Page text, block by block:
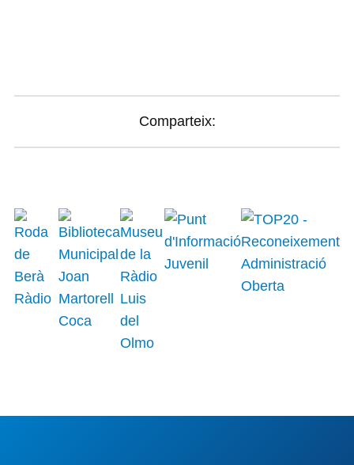
Comparteix: